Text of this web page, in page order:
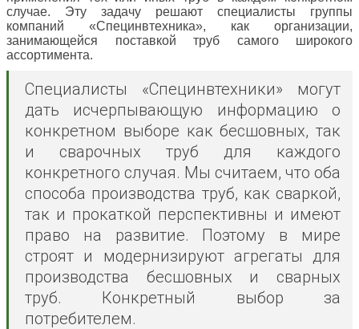
случае. Эту задачу решают специалисты группы
компаний «Специнвтехника», как организации,
занимающейся поставкой труб самого широкого
ассортимента.
Cпециалисты «Специнвтехники» могут
дать исчерпывающую информацию о
конкретном выборе как бесшовных, так
и сварочных труб для каждого
конкретного случая. Мы считаем, что оба
способа производства труб, как сваркой,
так и прокаткой перспективны и имеют
право на развитие. Поэтому в мире
строят и модернизируют агрегаты для
производства бесшовных и сварных
труб. Конкретный выбор за
потребителем.